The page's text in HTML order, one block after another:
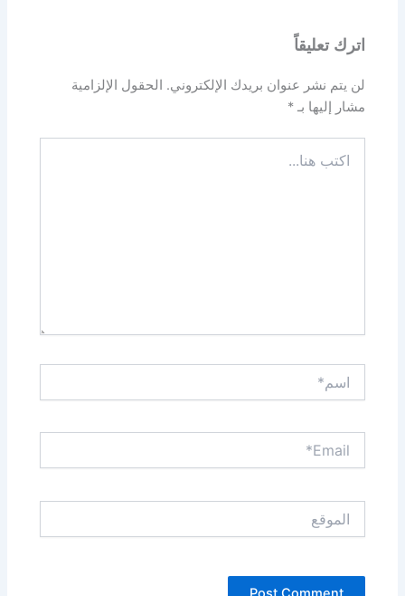
اترك تعليقاً
لن يتم نشر عنوان بريدك الإلكتروني. الحقول الإلزامية
مشار إليها بـ*
هنا...